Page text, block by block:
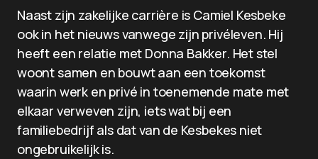
Naast zijn zakelijke carrière is Camiel Kesbeke
ook in het nieuws vanwege zijn privéleven. Hij
heeft een relatie met Donna Bakker. Het stel
woont samen en bouwt aan een toekomst
waarin werk en privé in toenemende mate met
elkaar verweven zijn, iets wat bij een
familiebedrijf als dat van de Kesbekes niet
ongebruikelijk is.